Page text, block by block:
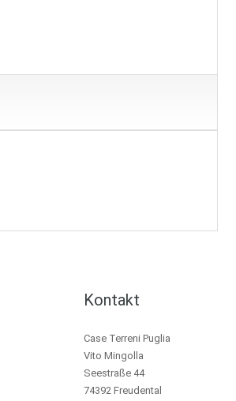
Kontakt
Case Terreni Puglia
Vito Mingolla
Seestraße 44
74392 Freudental